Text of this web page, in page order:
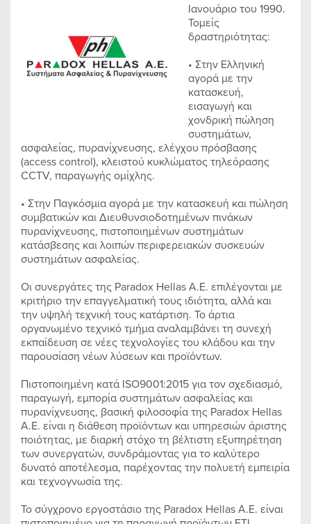
Ιανουάριο του 1990.
Τομείς
δραστηριότητας:
• Στην Ελληνική
αγορά με την
κατασκευή,
εισαγωγή και
χονδρική πώληση
συστημάτων,
ασφαλείας, πυρανίχνευσης, ελέγχου πρόσβασης
(access control), κλειστού κυκλώματος τηλεόρασης
CCTV, παραγωγής ομίχλης.
• Στην Παγκόσμια αγορά με την κατασκευή και πώληση
συμβατικών και Διευθυνσιοδοτημένων πινάκων
πυρανίχνευσης, πιστοποιημένων συστημάτων
κατάσβεσης και λοιπών περιφερειακών συσκευών
συστημάτων ασφαλείας.
Οι συνεργάτες της Paradox Hellas A.E. επιλέγονται με
κριτήριο την επαγγελματική τους ιδιότητα, αλλά και
την υψηλή τεχνική τους κατάρτιση. Το άρτια
οργανωμένο τεχνικό τμήμα αναλαμβάνει τη συνεχή
εκπαίδευση σε νέες τεχνολογίες του κλάδου και την
παρουσίαση νέων λύσεων και προϊόντων.
Πιστοποιημένη κατά ISO9001:2015 για τον σχεδιασμό,
παραγωγή, εμπορία συστημάτων ασφαλείας και
πυρανίχνευσης, βασική φιλοσοφία της Paradox Hellas
A.E. είναι η διάθεση προϊόντων και υπηρεσιών άριστης
ποιότητας, με διαρκή στόχο τη βέλτιστη εξυπηρέτηση
των συνεργατών, συνδράμοντας για το καλύτερο
δυνατό αποτέλεσμα, παρέχοντας την πολυετή εμπειρία
και τεχνογνωσία της.
Το σύγχρονο εργοστάσιο της Paradox Hellas A.E. είναι